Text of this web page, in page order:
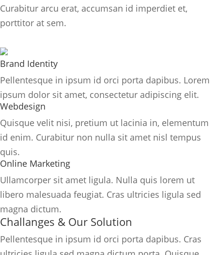
Curabitur arcu erat, accumsan id imperdiet et,
porttitor at sem.
Brand Identity
Pellentesque in ipsum id orci porta dapibus. Lorem
ipsum dolor sit amet, consectetur adipiscing elit.
Webdesign
Quisque velit nisi, pretium ut lacinia in, elementum
id enim. Curabitur non nulla sit amet nisl tempus
quis.
Online Marketing
Ullamcorper sit amet ligula. Nulla quis lorem ut
libero malesuada feugiat. Cras ultricies ligula sed
magna dictum.
Challanges & Our Solution
Pellentesque in ipsum id orci porta dapibus. Cras